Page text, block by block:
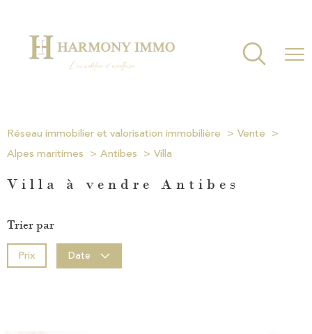
Réseau immobilier et valorisation immobilière
Vente
Alpes maritimes
Antibes Villa
Villa à vendre Antibes
Trier par
Prix Date